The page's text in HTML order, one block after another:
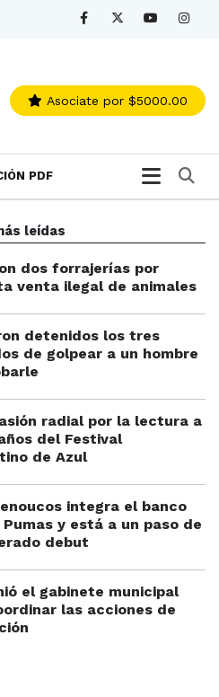
Asociate por $5000.00
PDF
leídas
dos forrajerías por
venta ilegal de animales
detenidos los tres
de golpear a un hombre
radial por la lectura a
del Festival
de Azul
integra el banco
Pumas y está a un paso de
debut
el gabinete municipal
las acciones de